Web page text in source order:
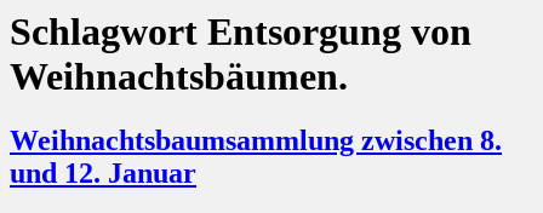
Schlagwort Entsorgung von
Weihnachtsbäumen.
Weihnachtsbaumsammlung zwischen 8.
und 12. Januar